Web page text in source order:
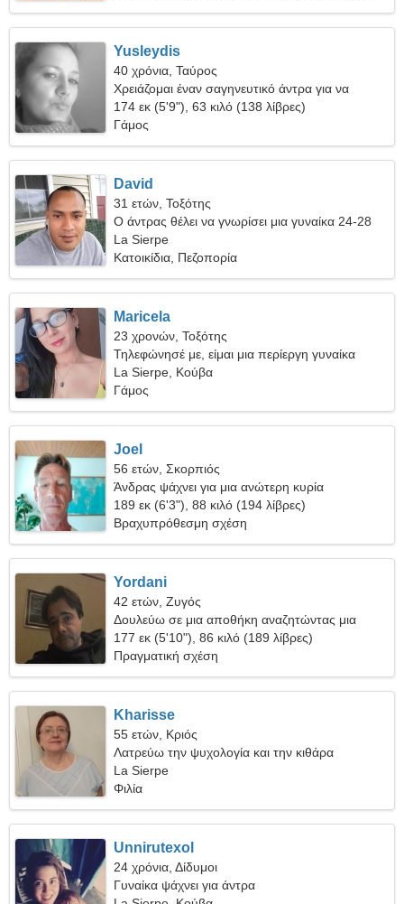
Yusleydis
40 χρόνια, Ταύρος
Χρειάζομαι έναν σαγηνευτικό άντρα για να
ταξιδέψουμε μαζί
174 εκ (5'9"), 63 κιλό (138 λίβρες)
Γάμος
David
31 ετών, Τοξότης
Ο άντρας θέλει να γνωρίσει μια γυναίκα 24-28
La Sierpe
Κατοικίδια, Πεζοπορία
Maricela
23 χρονών, Τοξότης
Τηλεφώνησέ με, είμαι μια περίεργη γυναίκα
La Sierpe, Κούβα
Γάμος
Joel
56 ετών, Σκορπιός
Άνδρας ψάχνει για μια ανώτερη κυρία
189 εκ (6'3"), 88 κιλό (194 λίβρες)
Βραχυπρόθεσμη σχέση
Yordani
42 ετών, Ζυγός
Δουλεύω σε μια αποθήκη αναζητώντας μια
ρομαντική γυναίκα
177 εκ (5'10"), 86 κιλό (189 λίβρες)
Πραγματική σχέση
Kharisse
55 ετών, Κριός
Λατρεύω την ψυχολογία και την κιθάρα
La Sierpe
Φιλία
Unnirutexol
24 χρόνια, Δίδυμοι
Γυναίκα ψάχνει για άντρα